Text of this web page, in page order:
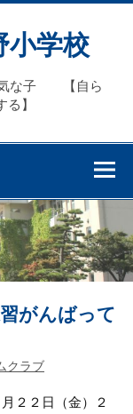
小学校
な子 【自ら
】
がんばって
クラブ
２２日（金）２